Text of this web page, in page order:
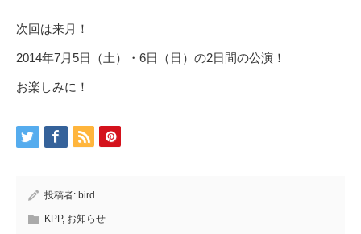
次回は来月！
2014年7月5日（土）・6日（日）の2日間の公演！
お楽しみに！
投稿者: bird
KPP, お知らせ